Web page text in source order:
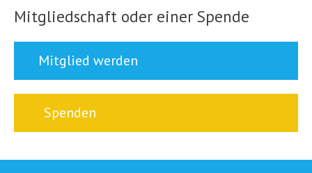
Mitgliedschaft oder einer Spende
Mitglied werden
Spenden